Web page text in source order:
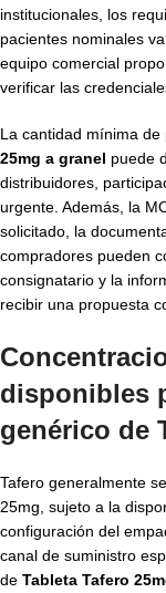
institucionales, los
pacientes nominales
equipo comercial
verificar las
La cantidad mínima
25mg a granel puede
distribuidores,
urgente. Además, la
solicitado, la
compradores pueden
consignatario y la
recibir una propuesta
disponibles
genérico de
Tafero generalmente
25mg, sujeto a la
configuración del
canal de suministro
de Tableta Tafero